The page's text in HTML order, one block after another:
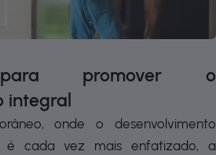
para promover o
integral
onde o desenvolvimento
é cada vez mais enfatizado, a